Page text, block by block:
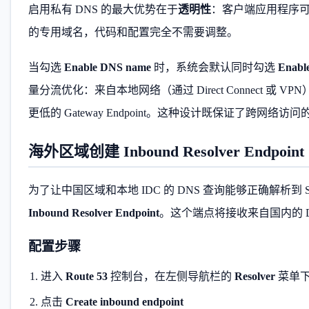
启用私有 DNS 的最大优势在于透明性：客户端应用程序
的专用域名，代码和配置完全不需要调整。
当勾选 Enable DNS name 时，系统会默认同时勾选
量分流优化：来自本地网络（通过 Direct Connect 或
更低的 Gateway Endpoint。这种设计既保证了跨网络访
海外区域创建 Inbound Resolver Endpoint
为了让中国区域和本地 IDC 的 DNS 查询能够正确解析到
Inbound Resolver Endpoint。这个端点将接收来自国内的
配置步骤
进入 Route 53控制台，在左侧导航栏的 Resolver菜单
点击 Create inbound endpoint